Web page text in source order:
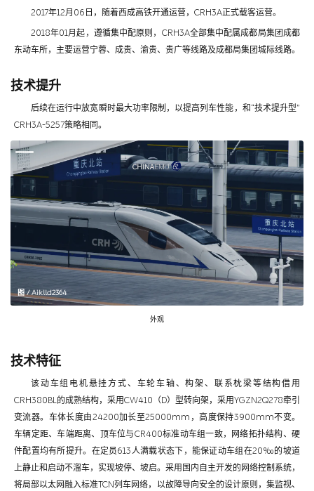
2017年12月06日，随着西成高铁开通运营，CRH3A正式载客运营。
2018年01月起，遵循集中配原则，CRH3A全部集中配属成都局集团成都
东动车所，主要运营宁蓉、成贵、渝贵、贵广等线路及成都局集团城际线路。
技术提升
后续在运行中放宽瞬时最大功率限制，以提高列车性能，和“技术提升型”
CRH3A-5257策略相同。
图 / Aiklld2364
外观
技术特征
该动车组电机悬挂方式、车轮车轴、构架、联系枕梁等结构借用
CRH380BL的成熟结构，采用CW410（D）型转向架，采用YGZN2Q278牵引
变流器。车体长度由24200加长至25000mm，高度保持3900mm不变。
车辆定距、车端距离、顶车位与CR400标准动车组一致，网络拓扑结构、硬
件配置均有所提升。在定员613人满载状态下，能保证动车组在20‰的坡道
上静止和启动不溜车，实现坡停、坡启。采用国内自主开发的网络控制系统，
将局部以太网融入标准TCN列车网络，以故障导向安全的设计原则，集监视、